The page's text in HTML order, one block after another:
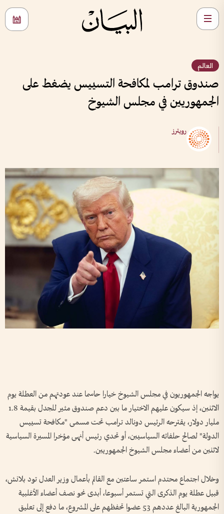
العالم
صندوق ترامب لمكافحة التسييس يضغط على
الجمهوريين في مجلس الشيوخ
رويترز
يواجه الجمهوريون في مجلس الشيوخ خيارا حاسما عند عودتهم من العطلة يوم
الاثنين، إذ ​سيكون عليهم الاختيار ما بين دعم صندوق مثير للجدل بقيمة 1.8
مليار دولار، يقترحه الرئيس دونالد ترامب ‌تحت مسمى "مكافحة تسييس
الدولة" لصالح ​حلفائه السياسيين، أو تحدي رئيس أنهى مؤخرا المسيرة السياسية
لاثنين من أعضاء مجلس الشيوخ الجمهوريين.
وخلال اجتماع محتدم استمر ساعتين مع القائم بأعمال وزير العدل تود بلانش،
قبيل عطلة يوم الذكرى التي تستمر أسبوعا، أبدى نحو نصف أعضاء الأغلبية
الجمهورية البالغ عددهم 53 عضوا تحفظهم على المشروع، ما دفع إلى تعليق